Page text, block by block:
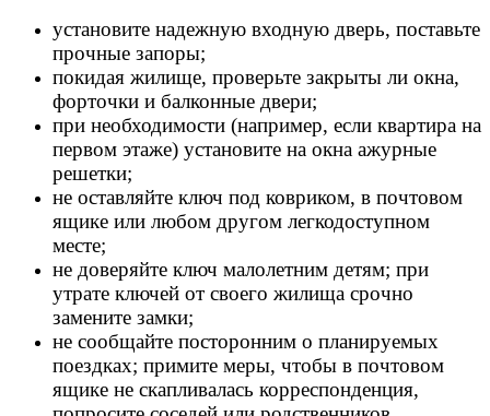
установите надежную входную дверь, поставьте
прочные запоры;
покидая жилище, проверьте закрыты ли окна,
форточки и балконные двери;
при необходимости (например, если квартира на
первом этаже) установите на окна ажурные
решетки;
не оставляйте ключ под ковриком, в почтовом
ящике или любом другом легкодоступном
месте;
не доверяйте ключ малолетним детям; при
утрате ключей от своего жилища срочно
замените замки;
не сообщайте посторонним о планируемых
поездках; примите меры, чтобы в почтовом
ящике не скапливалась корреспонденция,